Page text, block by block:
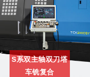
S系双主轴双刀塔
车铣复合